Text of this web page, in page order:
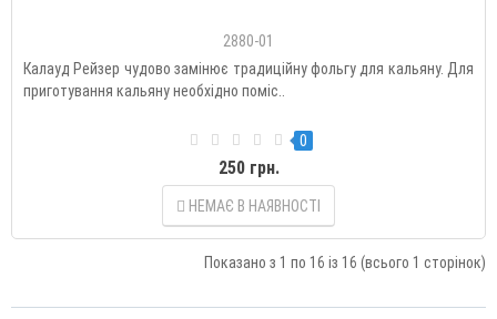
2880-01
Калауд Рейзер чудово замінює традиційну фольгу для кальяну. Для
приготування кальяну необхідно поміс..
0
250 грн.
НЕМАЄ В НАЯВНОСТІ
Показано з 1 по 16 із 16 (всього 1 сторінок)